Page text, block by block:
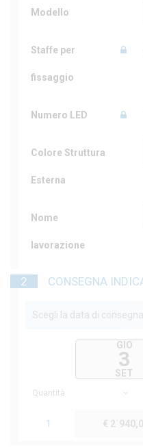
Modello
Staffe per
fissaggio
Numero LED
Colore Struttura
Esterna
Nome
lavorazione
2 CONSEGNA
Scegli la data di
GIO
3
SET
Quantità
1 €